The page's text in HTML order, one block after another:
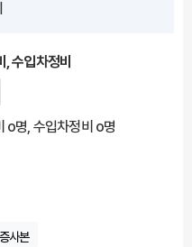
수입차정비
o명, 수입차정비 o명
사본